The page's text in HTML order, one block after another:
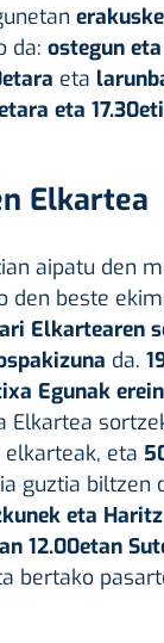
da: ostegun
eta
eta
Elkartea
aipatu den
den beste
Elkartearen
da.
Egunak
Elkartea
eta
guztia biltzen
eta
12.00etan
bertako